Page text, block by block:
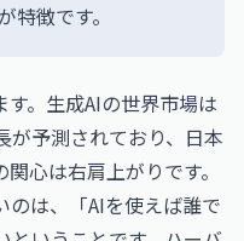
特徴です。
。生成AIの世界市場は
が予測されており、日本
心は右肩上がりです。
のは、「AIを使えば誰で